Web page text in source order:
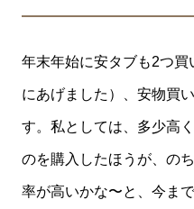
年末年始に安タブも2つ
にあげました）、安物買
す。私としては、多少高
のを購入したほうが、の
率が高いかな〜と、今ま